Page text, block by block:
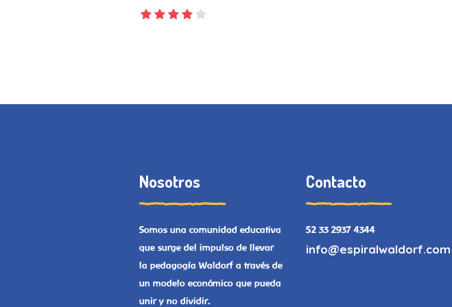
Nosotros
Somos una comunidad educativa
que surge del impulso de llevar
la pedagogía Waldorf a través de
un modelo económico que pueda
unir y no dividir.
Contacto
52 33 2937 4344
info@espiralwaldorf.com